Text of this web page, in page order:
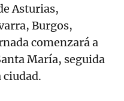
Asturias,
Burgos,
comenzará a
María, seguida
ciudad.